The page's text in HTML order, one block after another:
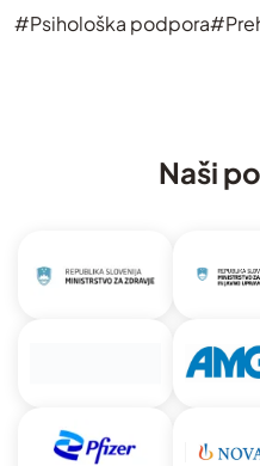
#Psihološka podpora
Naši